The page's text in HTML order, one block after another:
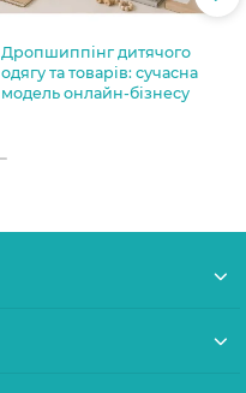
Дропшиппінг дитячого
одягу та товарів: сучасна
модель онлайн-бізнесу